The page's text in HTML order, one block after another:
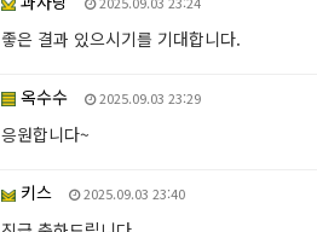
좋은 결과 있으시기를 기대합니다.
옥수수 2025.09.03 23:29
응원합니다~
키스 2025.09.03 23:40